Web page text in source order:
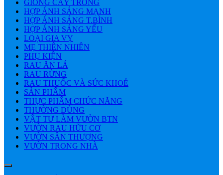
GIỐNG CÂY TRỒNG
HỢP ÁNH SÁNG MẠNH
HỢP ÁNH SÁNG T.BÌNH
HỢP ÁNH SÁNG YẾU
LOẠI GIA VỴ
MẸ THIÊN NHIÊN
PHỤ KIỆN
RAU ĂN LÁ
RAU RỪNG
RAU THUỐC VÀ SỨC KHOẺ
SẢN PHẨM
THỰC PHẨM CHỨC NĂNG
THƯỜNG DÙNG
VẬT TƯ LÀM VƯỜN BTN
VƯỜN RAU HỮU CƠ
VƯỜN SÂN THƯỢNG
VƯỜN TRONG NHÀ